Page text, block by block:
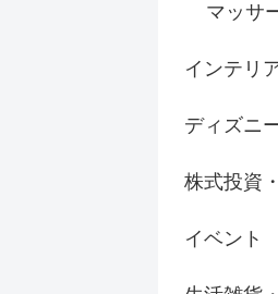
マッサ
インテリ
ディズニ
株式投資
イベント